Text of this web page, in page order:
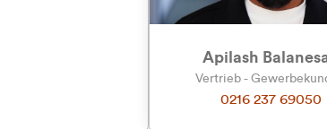
Apilash
Vertrieb -
0216 237 69050